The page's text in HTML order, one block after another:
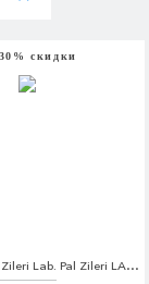
скидки
Брюки Lab. Pal Zileri Lab. Pal Zileri LA059EMZMG75